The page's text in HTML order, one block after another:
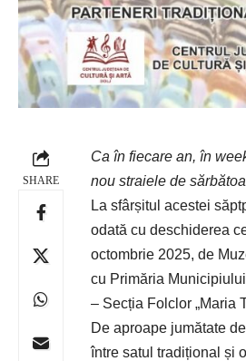
SHARE
Ca în fiecare an, în
nou straiele de
La sfârșitul acestei
odată cu deschiderea
octombrie 2025, de
cu Primăria
– Secția Folclor „Maria
De aproape jumătate
între satul tradițional și